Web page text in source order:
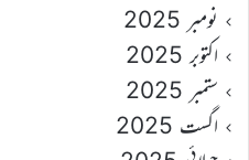
نومبر 2025
اکتوبر 2025
ستمبر 2025
اگست 2025